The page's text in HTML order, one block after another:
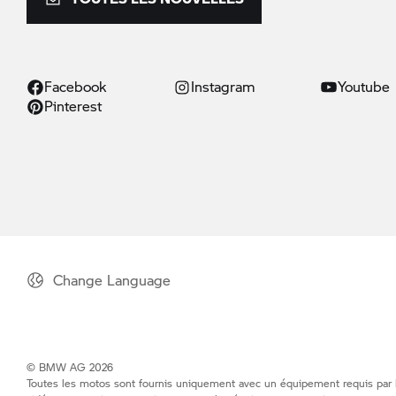
Facebook Instagram
Youtube
Pinterest
Change Language
© BMW AG 2026
Toutes les motos sont fournis uniquement avec un équipement requis